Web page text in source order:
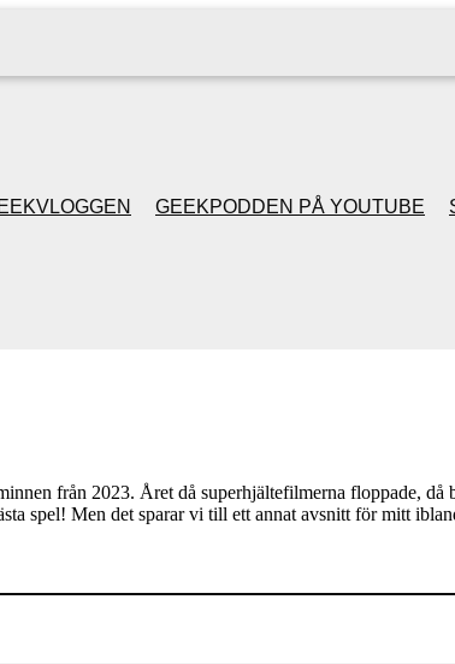
GEEKPODDEN PÅ YOUTUBE
JULSPECIALER 2013
från 2023. Året då superhjältefilmerna floppade,
spel! Men det sparar vi till ett annat avsnitt för mitt